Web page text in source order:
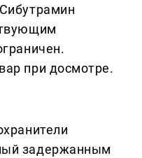
при досмотре.
задержанным